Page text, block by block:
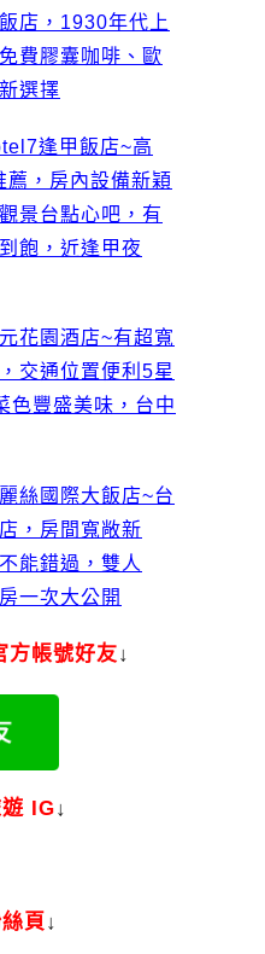
店，1930年代上
費膠囊咖啡、歐
選擇
逢甲飯店~高
，房內設備新穎
景台點心吧，有
飽，近逢甲夜
花園酒店~有超寬
交通位置便利5星
色豐盛美味，台中
絲國際大飯店~台
，房間寬敞新
能錯過，雙人
一次大公開
方帳號好友↓
IG↓
頁 ↓